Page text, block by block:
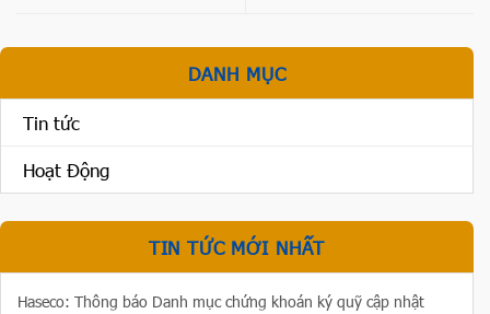
DANH MỤC
Tin tức
Hoạt Động
TIN TỨC MỚI NHẤT
Haseco: Thông báo Danh mục chứng khoán ký quỹ cập nhật